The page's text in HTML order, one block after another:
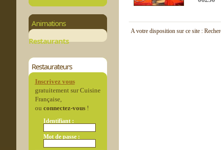
Animations
Restaurants
Restaurateurs
Inscrivez vous
gratuitement sur Cuisine
Française,
ou connectez-vous!
Identifiant :
Mot de passe :
A votre disposition sur ce site :